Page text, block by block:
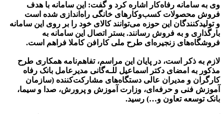
وی به سامانه رفاه‌کار اشاره کرد و گفت: این سامانه با هدف
فروش محصولات کسب‌وکارهای خانگی راه‌اندازی شده است
و تولیدکنندگان این حوزه می‌توانند کالای خود را بر روی این سامانه
بارگذاری و به فروش رسانند. بستر اتصال این سامانه به
فروشگاه‌های زنجیره‌ای طرح ملی کارافن کاملا فراهم است.
لازم به ذکر است، در پایان این مراسم، تفاهم‌نامه همکاری طرح
مذکور به امضای دکتر اسماعیل للـه‌گانی مدیرعامل بانک رفاه
کارگران و مدیران عالی دستگاه‌های مشارکت‌کننده (سازمان
آموزش فنی و حرفه‌ای، وزارت آموزش و پرورش، صدا و سیما،
بانک توسعه تعاون و…) رسید.